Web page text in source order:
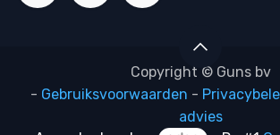
Copyright © Guns bv
- Gebruiksvoorwaarden -
advies